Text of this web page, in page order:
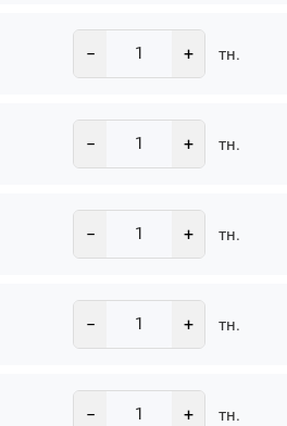
− + тн.
− + тн.
− + тн.
− + тн.
− + тн.